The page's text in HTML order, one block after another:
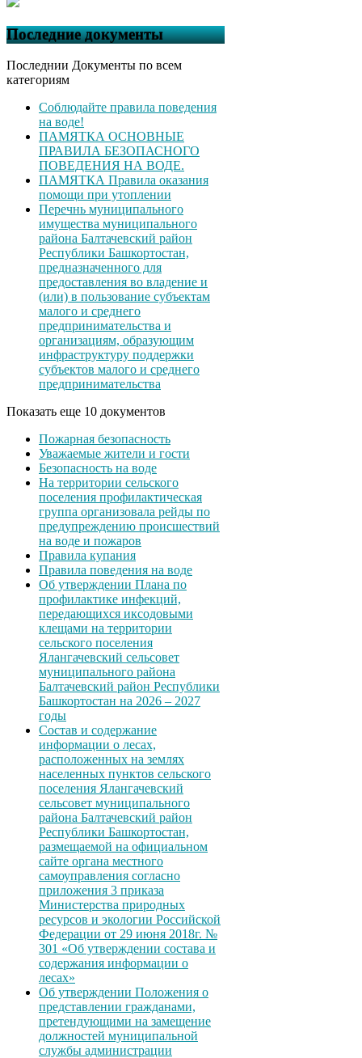
Последние документы
Последнии Документы по всем
категориям
Соблюдайте правила поведения
на воде!
ПАМЯТКА ОСНОВНЫЕ
ПРАВИЛА БЕЗОПАСНОГО
ПОВЕДЕНИЯ НА ВОДЕ.
ПАМЯТКА Правила оказания
помощи при утоплении
Перечнь муниципального
имущества муниципального
района Балтачевский район
Республики Башкортостан,
предназначенного для
предоставления во владение и
(или) в пользование субъектам
малого и среднего
предпринимательства и
организациям, образующим
инфраструктуру поддержки
субъектов малого и среднего
предпринимательства
Показать еще 10 документов
Пожарная безопасность
Уважаемые жители и гости
Безопасность на воде
На территории сельского
поселения профилактическая
группа организовала рейды по
предупреждению происшествий
на воде и пожаров
Правила купания
Правила поведения на воде
Об утверждении Плана по
профилактике инфекций,
передающихся иксодовыми
клещами на территории
сельского поселения
Ялангачевский сельсовет
муниципального района
Балтачевский район Республики
Башкортостан на 2026 – 2027
годы
Состав и содержание
информации о лесах,
расположенных на землях
населенных пунктов сельского
поселения Ялангачевский
сельсовет муниципального
района Балтачевский район
Республики Башкортостан,
размещаемой на официальном
сайте органа местного
самоуправления согласно
приложения 3 приказа
Министерства природных
ресурсов и экологии Российской
Федерации от 29 июня 2018г. №
301 «Об утверждении состава и
содержания информации о
лесах»
Об утверждении Положения о
представлении гражданами,
претендующими на замещение
должностей муниципальной
службы администрации